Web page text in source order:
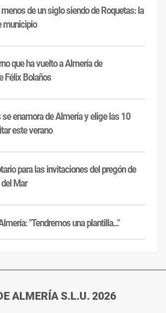
de un siglo siendo de Roquetas: la
municipio
que ha vuelto a Almería de
Félix Bolaños
enamora de Almería y elige las 10
este verano
para las invitaciones del pregón de
Mar
"Tendremos una plantilla..."
ALMERÍA S.L.U. 2026